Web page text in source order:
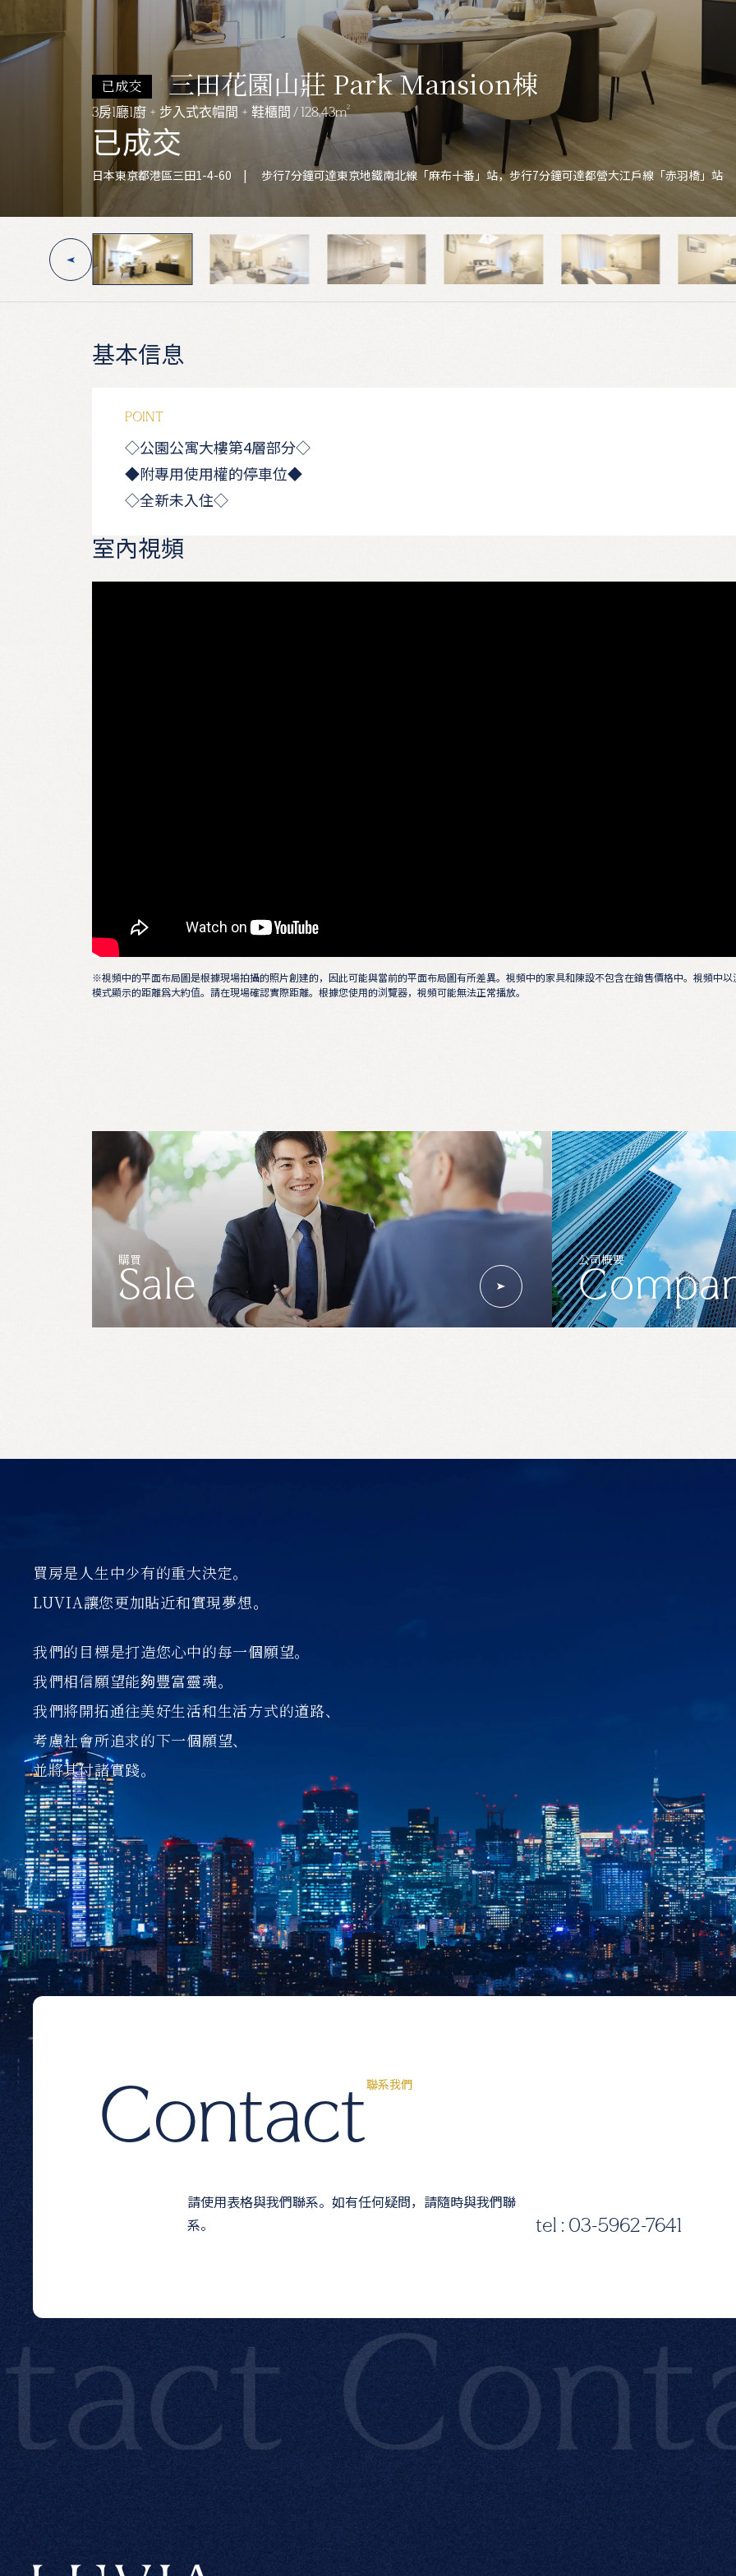
已成交 三田花園山莊 Park Mansion棟
3房1廳1廚 + 步入式衣帽間 + 鞋櫃間 / 128.43m2
已成交
日本東京都港區三田1-4-60 | 步行7分鐘可達東京地鐵南北線「麻布十番」站，步行7分鐘可達都營大江戶線「赤羽橋」站
基本信息
POINT
◇公園公寓大樓第4層部分◇
◆附專用使用權的停車位◆
◇全新未入住◇
室內視頻
※視頻中的平面布局圖是根據現場拍攝的照片創建的，因此可能與當前的平面布局圖有所差異。視頻中的家具和陳設不包含在銷售價格中。視頻中以
模式顯示的距離爲大約值。請在現場確認實際距離。根據您使用的浏覽器，視頻可能無法正常播放。
購買
Sale
公司概要
買房是人生中少有的重大決定。
LUVIA讓您更加貼近和實現夢想。
我們的目標是打造您心中的每一個願望。
我們相信願望能夠豐富靈魂。
我們將開拓通往美好生活和生活方式的道路、
考慮社會所追求的下一個願望、
並將其付諸實踐。
Contact聯系我們
請使用表格與我們聯系。如有任何疑問，請隨時與我們聯
系。
tel : 03-5962-7641